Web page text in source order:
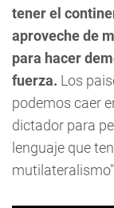
tener el
aproveche de
para hacer
fuerza. Los
podemos caer
dictador para
lenguaje que